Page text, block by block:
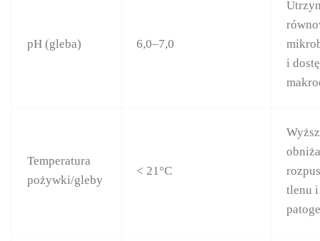
pH (gleba) 6,0–7,0
i
Temperatura
pożywki/gleby
< 21°C
tlenu